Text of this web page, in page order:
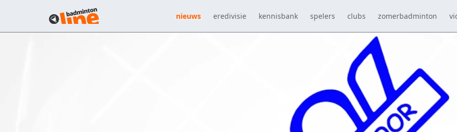
nieuws eredivisie kennisbank spelers clubs zomerbadminton